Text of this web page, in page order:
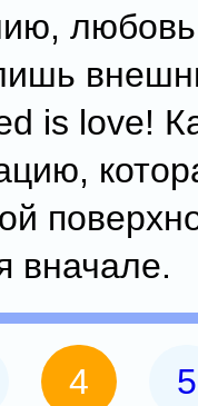
is love!
вначале.
4 5